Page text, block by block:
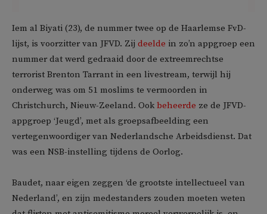
Iem al Biyati (23), de nummer twee op de Haarlemse FvD-
lijst, is voorzitter van JFVD. Zij deelde in zo’n appgroep een
nummer dat werd gedraaid door de extreemrechtse
terrorist Brenton Tarrant in een livestream, terwijl hij
onderweg was om 51 moslims te vermoorden in
Christchurch, Nieuw-Zeeland. Ookbeheerde ze de JFVD-
appgroep ‘Jeugd’, met als groepsafbeelding een
vertegenwoordiger van Nederlandsche Arbeidsdienst. Dat
was een NSB-instelling tijdens de Oorlog.
Baudet, naar eigen zeggen ‘de grootste intellectueel van
Nederland’, en zijn medestanders zouden moeten weten